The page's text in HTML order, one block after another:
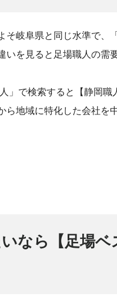
そ岐阜県と同じ水準で、
いを見ると足場職人の需
」で検索すると【静岡職
ら地域に特化した会社を
なら【足場ベ